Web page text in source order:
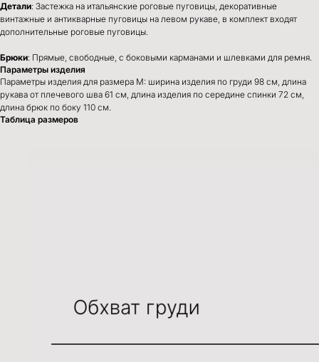
Детали: Застежка на итальянские роговые пуговицы, декоративные
винтажные и антикварные пуговицы на левом рукаве, в комплект входят
дополнительные роговые пуговицы.
Брюки: Прямые, свободные, с боковыми карманами и шлевками для ремня.
Параметры изделия
Параметры изделия для размера M: ширина изделия по груди 98 см, длина
рукава от плечевого шва 61 см, длина изделия по середине спинки 72 см,
длина брюк по боку 110 см.
Таблица размеров